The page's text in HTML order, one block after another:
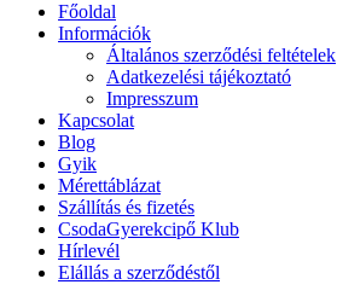
Főoldal
Információk
Általános szerződési feltételek
Adatkezelési tájékoztató
Impresszum
Kapcsolat
Blog
Gyik
Mérettáblázat
Szállítás és fizetés
CsodaGyerekcipő Klub
Hírlevél
Elállás a szerződéstől